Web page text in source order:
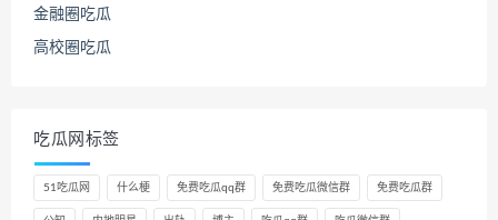
金融圈吃瓜
高校圈吃瓜
吃瓜网标签
51吃瓜网 什么梗 免费吃瓜qq群 免费吃瓜微信群 免费吃瓜群